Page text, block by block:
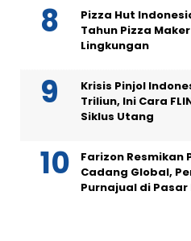
Pizza Hut
Tahun Pizza
Lingkungan
Krisis Pinjol
Triliun, Ini Cara
Siklus Utang
Farizon Resmikan
Cadang Global,
Purnajual di